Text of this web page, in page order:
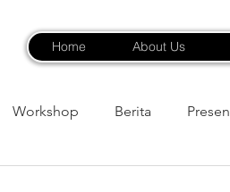
Home About Us
Workshop Berita